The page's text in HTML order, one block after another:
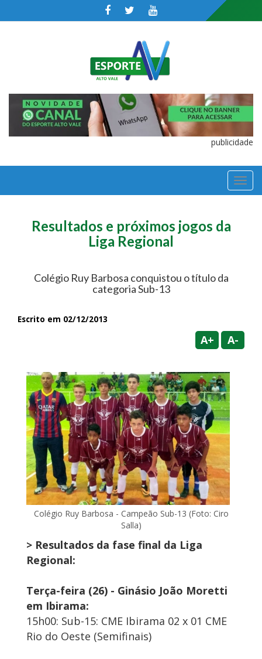
publicidade
Resultados e próximos jogos da
Liga Regional
Colégio Ruy Barbosa conquistou o título da
categoria Sub-13
Escrito em 02/12/2013
A+ A-
Colégio Ruy Barbosa - Campeão Sub-13 (Foto: Ciro
Salla)
> Resultados da fase final da Liga
Regional:
Terça-feira (26) - Ginásio João Moretti
em Ibirama:
15h00: Sub-15: CME Ibirama 02 x 01 CME
Rio do Oeste (Semifinais)